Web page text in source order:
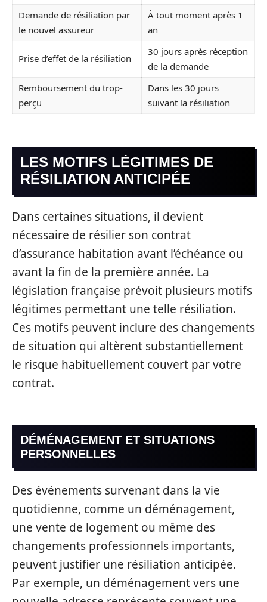
Demande de résiliation par
le nouvel assureur
À tout moment après 1
an
Prise d’effet de la résiliation
30 jours après réception
de la demande
Remboursement du trop-
perçu
Dans les 30 jours
suivant la résiliation
LES MOTIFS LÉGITIMES DE
RÉSILIATION ANTICIPÉE
Dans certaines situations, il devient
nécessaire de résilier son contrat
d’assurance habitation avant l’échéance ou
avant la fin de la première année. La
législation française prévoit plusieurs motifs
légitimes permettant une telle résiliation.
Ces motifs peuvent inclure des changements
de situation qui altèrent substantiellement
le risque habituellement couvert par votre
contrat.
DÉMÉNAGEMENT ET SITUATIONS
PERSONNELLES
Des événements survenant dans la vie
quotidienne, comme un déménagement,
une vente de logement ou même des
changements professionnels importants,
peuvent justifier une résiliation anticipée.
Par exemple, un déménagement vers une